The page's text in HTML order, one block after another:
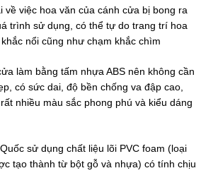
về việc hoa văn của cánh cửa bị bong ra
trình sử dụng, có thể tự do trang trí hoa
nổi cũng như chạm khắc chìm
làm bằng tấm nhựa ABS nên không cần
có sức dai, độ bền chống va đập cao,
nhiều màu sắc phong phú và kiểu dáng
sử dụng chất liệu lõi PVC foam (loại
tạo thành từ bột gỗ và nhựa) có tính chịu